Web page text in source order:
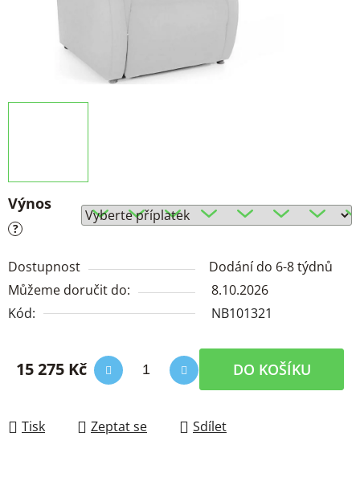
Výnos
?
Dostupnost
Dodání do 6-8 týdnů
Můžeme doručit do:
8.10.2026
Kód:
NB101321
15 275 Kč DO KOŠÍKU
Tisk Zeptat se Sdílet